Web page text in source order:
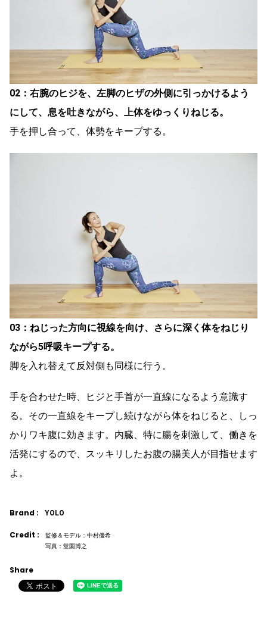
02：右腕のヒジを、左脚のヒザの外側に引っかけるよう
にして、息を吐きながら、上体をゆっくりねじる。
手を押し合って、体勢をキープする。
03：ねじった方向に視線を向け、さらに深く体をねじり
ながら5呼吸キープする。
脚を入れ替えて反対側も同様に行う。
手を合わせた時、ヒジと手首が一直線になるよう意識す
る。その一直線をキープし続けながら体をねじると、しっ
かりワキ腹に効きます。内臓、特に腸を刺激して、働きを
活発にするので、スッキリしたお腹の腸美人が目指せます
よ。
Brand : YOLO
Credit :
監修＆モデル：中村優希
写真：堂園博之
Share